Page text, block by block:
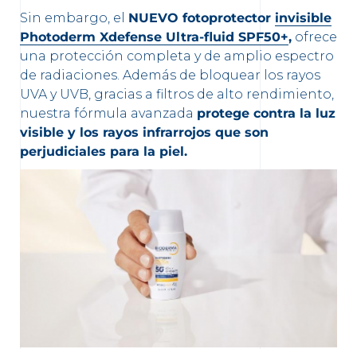
Sin embargo, el NUEVO fotoprotector invisible
Photoderm Xdefense Ultra-fluid SPF50+, ofrece
una protección completa y de amplio espectro
de radiaciones. Además de bloquear los rayos
UVA y UVB, gracias a filtros de alto rendimiento,
nuestra fórmula avanzada protege contra la luz
visible y los rayos infrarrojos que son
perjudiciales para la piel.